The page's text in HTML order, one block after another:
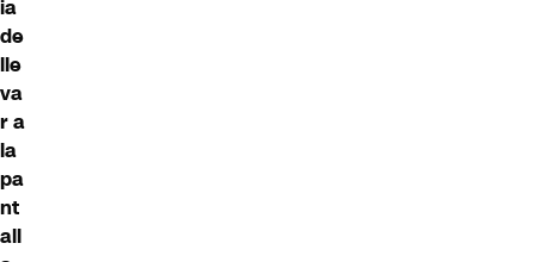
ia
de
lle
va
r a
la
pa
nt
all